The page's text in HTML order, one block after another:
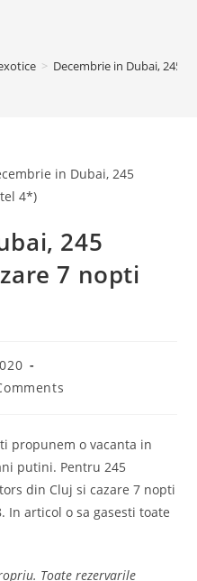
> Decembrie in Dubai, 245
245
7 nopti
o vacanta in
putini. Pentru 245
din Cluj si cazare 7 nopti
In articol o sa gasesti toate
Toate rezervarile